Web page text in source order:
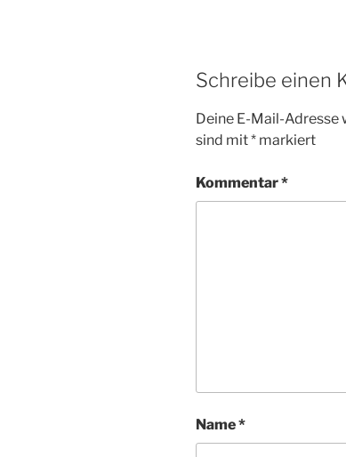
Schreibe einen
Deine E-Mail-
sind mit* markiert
Kommentar*
Name*